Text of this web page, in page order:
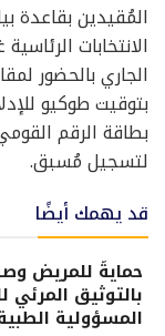
المُقيدين بقاعدة
بتوقيت طوكيو
بطاقة الرقم
لتسجيل مُسبق.
قد يهمك أيضًا
حمايةً للمريض
بالتوثيق المرئي
المسؤولية